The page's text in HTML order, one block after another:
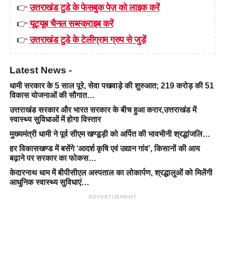
👉उत्तराखंड टुडे के फेसबुक पेज़ को लाइक करें
👉यूट्यूब चैनल सब्स्क्राइब करें
👉उत्तराखंड टुडे के टेलीग्राम ग्रुप से जुड़ें
Latest News -
धामी सरकार के 5 साल पूरे, सेवा पखवाड़े की शुरुआत; 219 करोड़ की 51
विकास योजनाओं की सौगात…
उत्तराखंड सरकार और भारत सरकार के बीच हुआ करार,उत्तराखंड में
स्वास्थ्य सुविधाओं में होगा विस्तार
मुख्यमंत्री धामी ने पूर्व सीएम खण्डूड़ी को अर्पित की भावभीनी श्रद्धांजलि…
हर विकासखण्ड में बसेंगे ‘आदर्श कृषि एवं उद्यान गांव’, किसानों की आय
बढ़ाने पर सरकार का फोकस…
केदारनाथ धाम में बीपीसीएल अस्पताल का लोकार्पण, श्रद्धालुओं को मिलेंगी
आधुनिक स्वास्थ्य सुविधाएं…
ADVERTISEMENT